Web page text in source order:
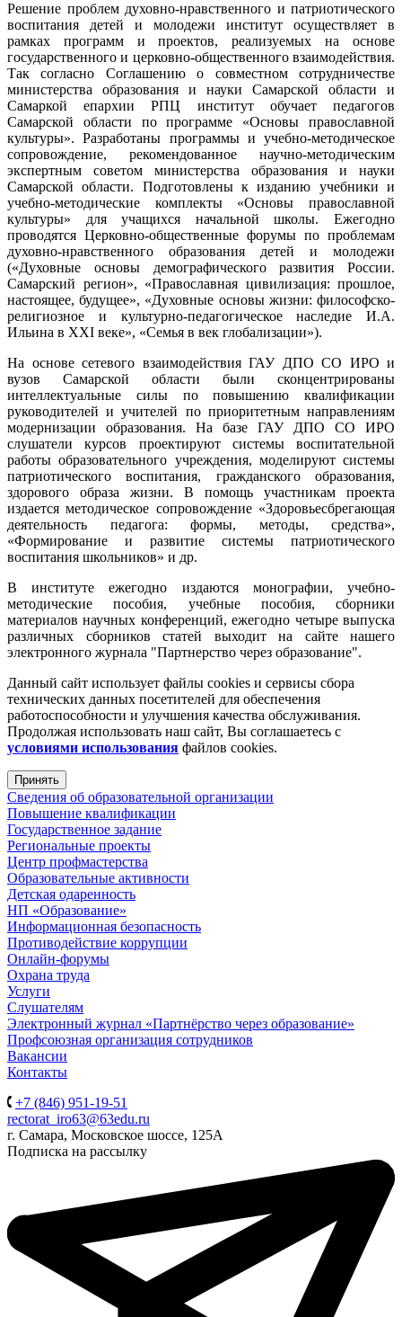
Решение проблем духовно-нравственного и патриотического
воспитания детей и молодежи институт осуществляет в
рамках программ и проектов, реализуемых на основе
государственного и церковно-общественного взаимодействия.
Так согласно Соглашению о совместном сотрудничестве
министерства образования и науки Самарской области и
Самаркой епархии РПЦ институт обучает педагогов
Самарской области по программе «Основы православной
культуры». Разработаны программы и учебно-методическое
сопровождение, рекомендованное научно-методическим
экспертным советом министерства образования и науки
Самарской области. Подготовлены к изданию учебники и
учебно-методические комплекты «Основы православной
культуры» для учащихся начальной школы. Ежегодно
проводятся Церковно-общественные форумы по проблемам
духовно-нравственного образования детей и молодежи
(«Духовные основы демографического развития России.
Самарский регион», «Православная цивилизация: прошлое,
настоящее, будущее», «Духовные основы жизни: философско-
религиозное и культурно-педагогическое наследие И.А.
Ильина в XXI веке», «Семья в век глобализации»).
На основе сетевого взаимодействия ГАУ ДПО СО ИРО и
вузов Самарской области были сконцентрированы
интеллектуальные силы по повышению квалификации
руководителей и учителей по приоритетным направлениям
модернизации образования. На базе ГАУ ДПО СО ИРО
слушатели курсов проектируют системы воспитательной
работы образовательного учреждения, моделируют системы
патриотического воспитания, гражданского образования,
здорового образа жизни. В помощь участникам проекта
издается методическое сопровождение «Здоровьесбрегающая
деятельность педагога: формы, методы, средства»,
«Формирование и развитие системы патриотического
воспитания школьников» и др.
В институте ежегодно издаются монографии, учебно-
методические пособия, учебные пособия, сборники
материалов научных конференций, ежегодно четыре выпуска
различных сборников статей выходит на сайте нашего
электронного журнала "Партнерство через образование".
Данный сайт использует файлы cookies и сервисы сбора
технических данных посетителей для обеспечения
работоспособности и улучшения качества обслуживания.
Продолжая использовать наш сайт, Вы соглашаетесь с
условиями использования файлов cookies.
Принять
Сведения об образовательной организации
Повышение квалификации
Государственное задание
Региональные проекты
Центр профмастерства
Образовательные активности
Детская одаренность
НП «Образование»
Информационная безопасность
Противодействие коррупции
Онлайн-форумы
Охрана труда
Услуги
Слушателям
Электронный журнал «Партнёрство через образование»
Профсоюзная организация сотрудников
Вакансии
Контакты
+7 (846) 951-19-51
rectorat_iro63@63edu.ru
г. Самара, Московское шоссе, 125А
Подписка на рассылку